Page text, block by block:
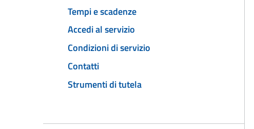
Tempi e scadenze
Accedi al servizio
Condizioni di servizio
Contatti
Strumenti di tutela